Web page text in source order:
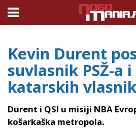
Kevin Durent
suvlasnik PSŽ-a
katarskih
Durent i QSI u misiji NBA
košarkaška metropola.